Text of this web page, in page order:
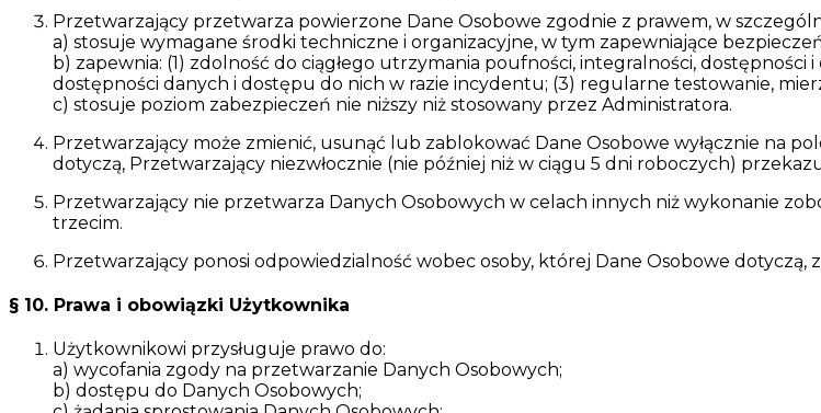
Przetwarzający przetwarza powierzone Dane Osobowe zgodnie z prawem, w
a) stosuje wymagane środki techniczne i organizacyjne, w tym zapewniające
b) zapewnia: (1) zdolność do ciągłego utrzymania poufności, integralności,
dostępności danych i dostępu do nich w razie incydentu; (3) regularne testowanie,
c) stosuje poziom zabezpieczeń nie niższy niż stosowany przez Administratora.
Przetwarzający może zmienić, usunąć lub zablokować Dane Osobowe wyłącznie na
dotyczą, Przetwarzający niezwłocznie (nie później niż w ciągu 5 dni roboczych)
Przetwarzający nie przetwarza Danych Osobowych w celach innych niż wykonanie
trzecim.
Przetwarzający ponosi odpowiedzialność wobec osoby, której Dane Osobowe dotyczą,
§ 10. Prawa i obowiązki Użytkownika
Użytkownikowi przysługuje prawo do:
a) wycofania zgody na przetwarzanie Danych Osobowych;
b) dostępu do Danych Osobowych;